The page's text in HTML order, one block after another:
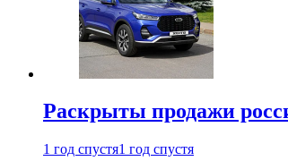
Раскрыты продажи
1 год спустя1 год спустя